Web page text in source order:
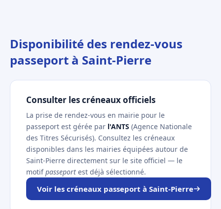
Disponibilité des rendez-vous
passeport à Saint-Pierre
Consulter les créneaux officiels
La prise de rendez-vous en mairie pour le
passeport est gérée par l'ANTS (Agence Nationale
des Titres Sécurisés). Consultez les créneaux
disponibles dans les mairies équipées autour de
Saint-Pierre directement sur le site officiel — le
motifpasseport est déjà sélectionné.
Voir les créneaux passeport à Saint-Pierre